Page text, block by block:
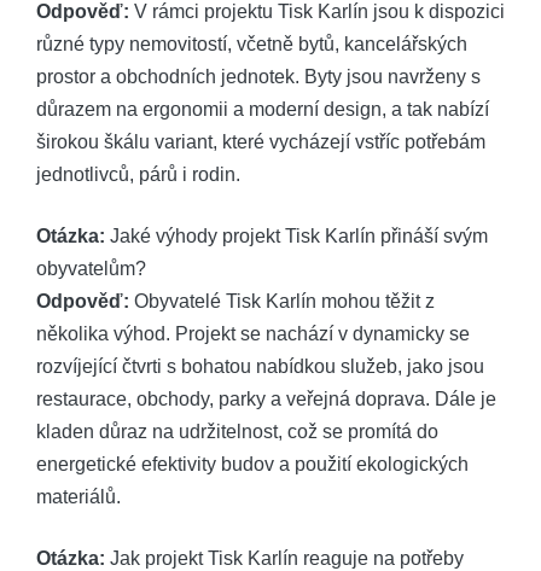
Odpověď: V rámci projektu Tisk Karlín jsou k dispozici
různé typy nemovitostí, včetně bytů, kancelářských
prostor a obchodních jednotek. Byty jsou navrženy s
důrazem na ergonomii a moderní design, a tak nabízí
širokou škálu variant, které vycházejí vstříc potřebám
jednotlivců, párů i rodin.
Otázka: Jaké výhody projekt Tisk Karlín přináší svým
obyvatelům?
Odpověď: Obyvatelé Tisk Karlín mohou těžit z
několika výhod. Projekt se nachází v dynamicky se
rozvíjející čtvrti s bohatou nabídkou služeb, jako jsou
restaurace, obchody, parky a veřejná doprava. Dále je
kladen důraz na udržitelnost, což se promítá do
energetické efektivity budov a použití ekologických
materiálů.
Otázka: Jak projekt Tisk Karlín reaguje na potřeby